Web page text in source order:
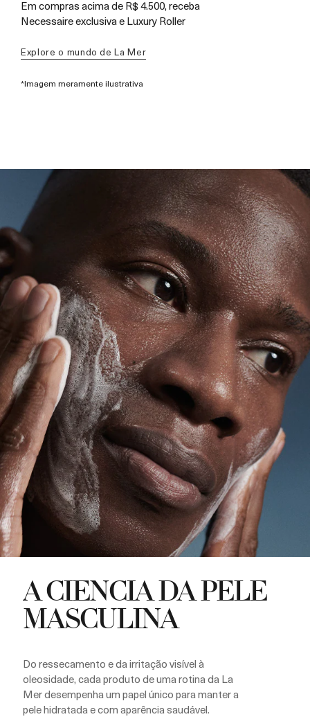
Em compras acima de R$ 4.500, receba
Necessaire exclusiva e Luxury Roller
Explore o mundo de La Mer
*Imagem meramente ilustrativa
A CIÊNCIA DA PELE
MASCULINA
Do ressecamento e da irritação visível à
oleosidade, cada produto de uma rotina da La
Mer desempenha um papel único para manter a
pele hidratada e com aparência saudável.